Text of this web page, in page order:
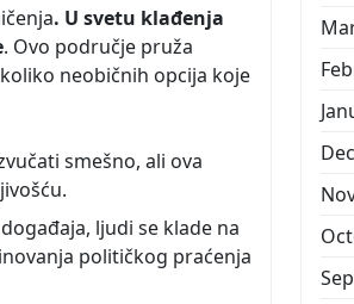
. U svetu klađenja
. Ovo područje pruža
neobičnih opcija koje
smešno, ali ova
ljudi se klade na
političkog praćenja